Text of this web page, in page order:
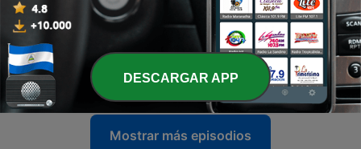
288 - Se trata de Salvación
19 feb. 2023
287 - Lo que es ser oveja de Jesus
16 feb. 2023
Mostrar más episodios
DESCARGAR APP